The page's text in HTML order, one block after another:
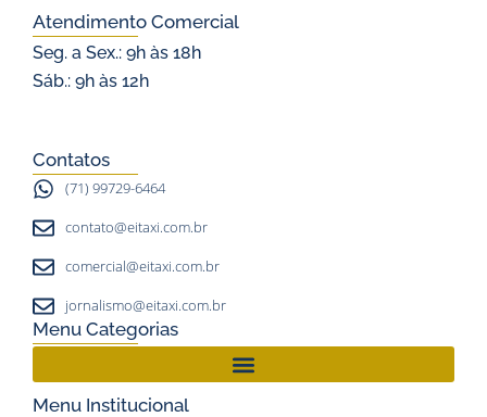
s
t
a
g
m
e
b
o
u
u
Atendimento Comercial
Seg. a Sex.: 9h às 18h
Sáb.: 9h às 12h
Contatos
(71) 99729-6464
contato@eitaxi.com.br
comercial@eitaxi.com.br
jornalismo@eitaxi.com.br
Menu Categorias
Menu Institucional